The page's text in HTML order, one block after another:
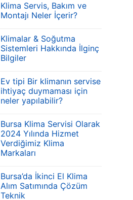
Klima Servis, Bakım ve
Montajı Neler İçerir?
Klimalar & Soğutma
Sistemleri Hakkında İlginç
Bilgiler
Ev tipi Bir klimanın servise
ihtiyaç duymaması için
neler yapılabilir?
Bursa Klima Servisi Olarak
2024 Yılında Hizmet
Verdiğimiz Klima
Markaları
Bursa’da İkinci El Klima
Alım Satımında Çözüm
Teknik